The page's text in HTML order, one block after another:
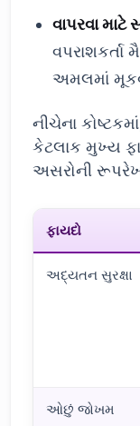
વાપરવા માટે
અમલમાં
નીચેના
કેટલાક મુખ્ય
અસરોની
ફાયદો
અદ્યતન સુરક્ષા
ઓછું જોખમ